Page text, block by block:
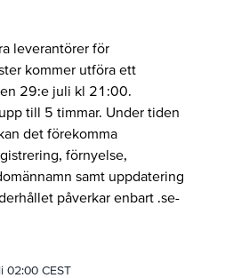
leverantörer för
kommer utföra ett
29:e juli kl 21:00.
till 5 timmar. Under tiden
det förekomma
förnyelse,
samt uppdatering
påverkar enbart .se-
02:00 CEST